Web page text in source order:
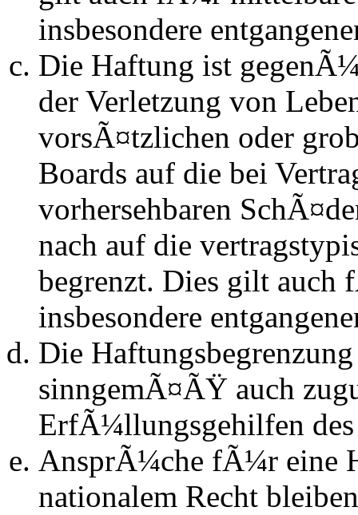
insbesondere
Die Haftung ist
der Verletzung von
vorsÃ¤tzlichen oder
Boards auf die bei
vorhersehbaren
nach auf die
begrenzt. Dies gilt auch
insbesondere
Die
sinngemÃ¤ÃŸ auch
ErfÃ¼llungsgehilfen des
AnsprÃ¼che fÃ¼r eine
nationalem Recht